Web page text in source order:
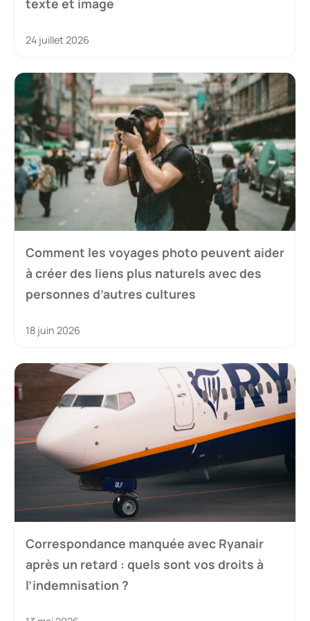
24 juillet 2026
Comment les voyages photo peuvent aider
à créer des liens plus naturels avec des
personnes d’autres cultures
18 juin 2026
Correspondance manquée avec Ryanair
après un retard : quels sont vos droits à
l’indemnisation ?